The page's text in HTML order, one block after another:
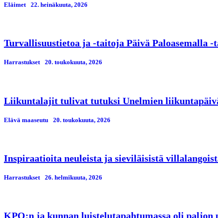
Eläimet 22. heinäkuuta, 2026
Turvallisuustietoa ja -taitoja Päivä Paloasemalla -
Harrastukset 20. toukokuuta, 2026
Liikuntalajit tulivat tutuksi Unelmien
Elävä maaseutu 20. toukokuuta, 2026
Inspiraatioita neuleista ja sieviläisistä
Harrastukset 26. helmikuuta, 2026
KPO:n ja kunnan luistelutapahtumassa oli